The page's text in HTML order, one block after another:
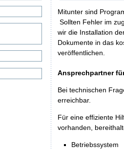
Mitunter sind
Sollten Fehler im
wir die Installation
Dokumente in das
veröffentlichen.
Ansprechpartner
Bei technischen
erreichbar.
Für eine effiziente
vorhanden,
Betriebssystem